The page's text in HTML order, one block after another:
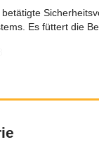
Es füttert die